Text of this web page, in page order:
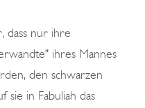
dass nur ihre
ihres Mannes
den schwarzen
sie in Fabuliah das